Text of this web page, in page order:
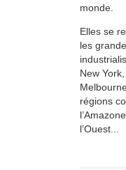
monde.
Elles se
les
New
régions
l’Ouest...